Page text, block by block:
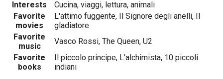
Interests
Cucina, viaggi, lettura, animali
Favorite
movies
L'attimo fuggente, Il Signore degli anelli, Il
gladiatore
Favorite
music
Vasco Rossi, The Queen, U2
Favorite
books
Il piccolo principe, L'alchimista, 10 piccoli
indiani